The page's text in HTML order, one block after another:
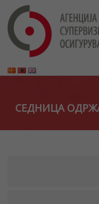
СЕДНИЦА